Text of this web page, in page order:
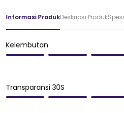
Informasi ProdukDeskripsi Produk
Kelembutan
Transparansi 30S